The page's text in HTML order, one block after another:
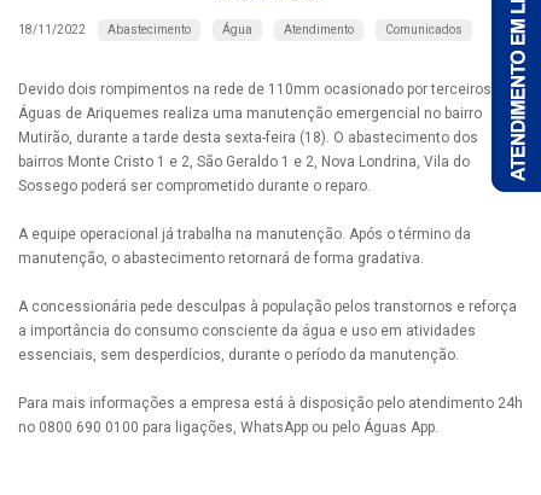
18/11/2022 Abastecimento Água Atendimento Comunicados
Devido dois rompimentos na rede de 110mm ocasionado por terceiros, a
Águas de Ariquemes realiza uma manutenção emergencial no bairro
Mutirão, durante a tarde desta sexta-feira (18). O abastecimento dos
bairros Monte Cristo 1 e 2, São Geraldo 1 e 2, Nova Londrina, Vila do
Sossego poderá ser comprometido durante o reparo.
A equipe operacional já trabalha na manutenção. Após o término da
manutenção, o abastecimento retornará de forma gradativa.
A concessionária pede desculpas à população pelos transtornos e reforça
a importância do consumo consciente da água e uso em atividades
essenciais, sem desperdícios, durante o período da manutenção.
Para mais informações a empresa está à disposição pelo atendimento 24h
no 0800 690 0100 para ligações, WhatsApp ou pelo Águas App.